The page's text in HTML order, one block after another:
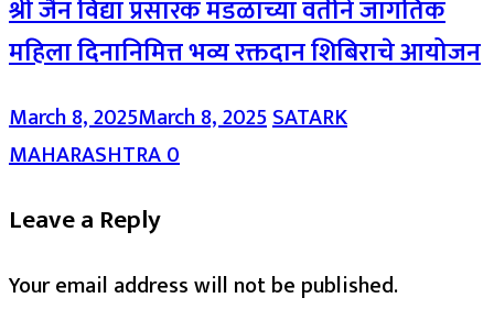
श्री जैन विद्या प्रसारक मंडळाच्या वतीने जागतिक
महिला दिनानिमित्त भव्य रक्तदान शिबिराचे आयोजन
March 8, 2025March 8, 2025SATARK
MAHARASHTRA0
Leave a Reply
Your email address will not be published.